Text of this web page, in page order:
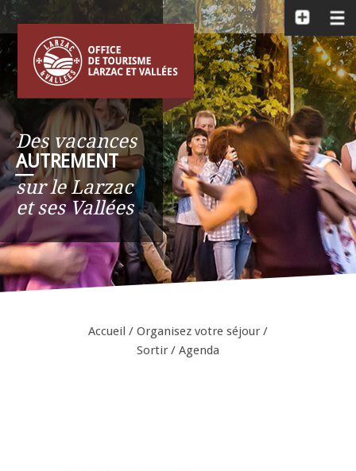
Des vacances
AUTREMENT
__
sur le Larzac
et ses Vallées
Accueil / Organisez votre séjour /
Sortir / Agenda